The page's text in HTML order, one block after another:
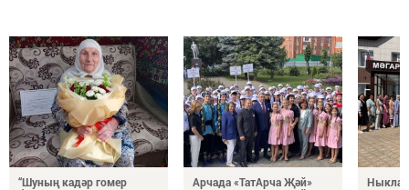
“Шуның кадәр гомер
Арчада «ТатАрча Җәй»
Ныклап